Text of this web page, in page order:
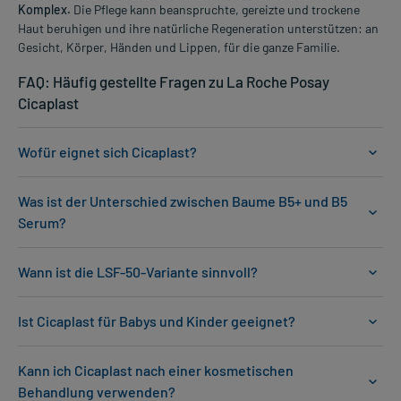
Komplex. Die Pflege kann beanspruchte, gereizte und trockene
Haut beruhigen und ihre natürliche Regeneration unterstützen: an
Gesicht, Körper, Händen und Lippen, für die ganze Familie.
FAQ: Häufig gestellte Fragen zu La Roche Posay
Cicaplast
Wofür eignet sich Cicaplast?
Was ist der Unterschied zwischen Baume B5+ und B5
Serum?
Wann ist die LSF-50-Variante sinnvoll?
Ist Cicaplast für Babys und Kinder geeignet?
Kann ich Cicaplast nach einer kosmetischen
Behandlung verwenden?